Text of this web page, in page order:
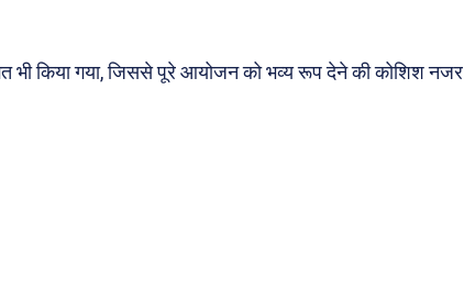
भी किया गया, जिससे पूरे आयोजन को भव्य रूप देने की कोशिश नजर